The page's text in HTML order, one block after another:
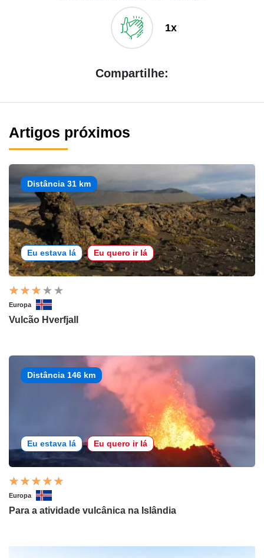
1x
Compartilhe:
Artigos próximos
Distância 31 km
Eu estava lá Eu quero ir lá
Europa
Vulcão Hverfjall
Distância 146 km
Eu estava lá Eu quero ir lá
Europa
Para a atividade vulcânica na Islândia